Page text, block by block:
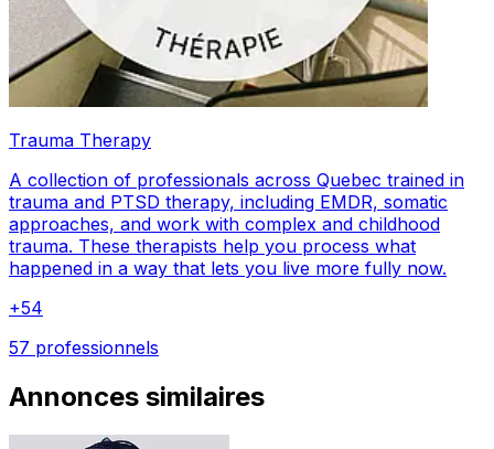
Trauma Therapy
A collection of professionals across Quebec trained in
trauma and PTSD therapy, including EMDR, somatic
approaches, and work with complex and childhood
trauma. These therapists help you process what
happened in a way that lets you live more fully now.
+54
57 professionnels
Annonces similaires